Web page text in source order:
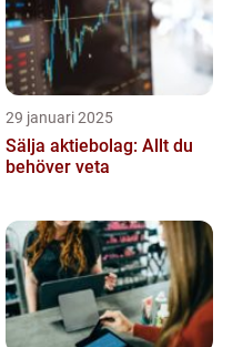
29 januari 2025
Sälja aktiebolag: Allt du
behöver veta